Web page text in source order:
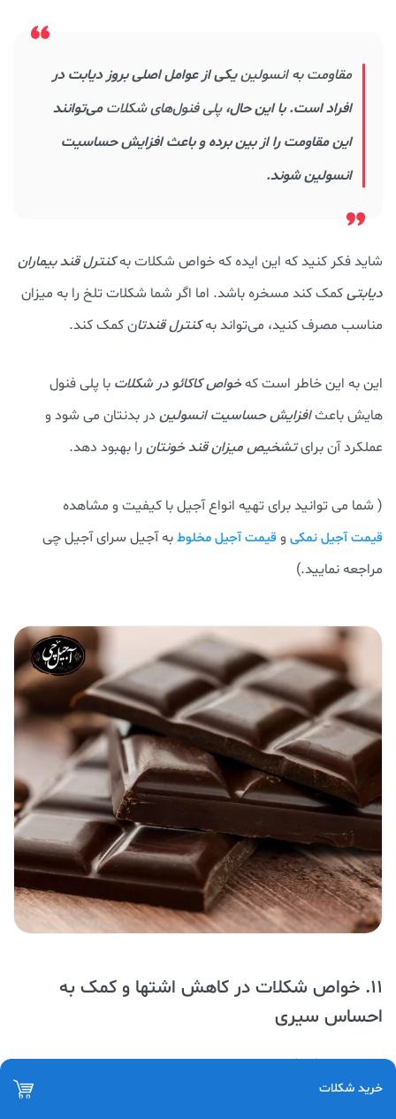
مقاومت به انسولینیکی از عوامل اصلی بروز دیابت در
افراد است. با این حال،پلی فنول‌های شکلاتمی‌توانند
این مقاومت را از بین برده و باعث افزایش حساسیت
انسولین شوند.
شاید فکر کنید که این ایده که خواص شکلات بهکنترل قند بیماران
دیابتیکمک کند مسخره باشد. اما اگر شما شکلات تلخ را به میزان
مناسب مصرف کنید، می‌تواند بهکنترل قندتان کمک کند.
این به این خاطر است کهخواص کاکائو در شکلات با پلی فنول
هایش باعثافزایش حساسیت انسولین در بدنتان می شود و
عملکرد آن برایتشخیص میزان قند خونتان را بهبود دهد.
( شما می توانید برای تهیه انواع آجیل با کیفیت و مشاهده
قیمت آجیل نمکی و قیمت آجیل مخلوطبه آجیل سرای آجیل چی
مراجعه نمایید.)
11. خواص شکلات در کاهش اشتها و کمک به
احساس سیری
خوردن آن می تواند به
خرید شکلات